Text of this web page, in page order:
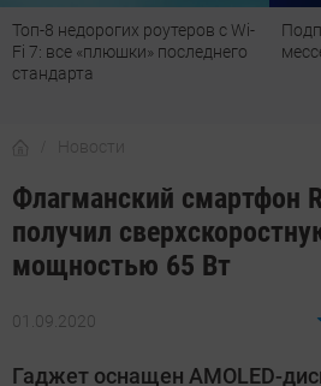
Топ-8 недорогих роутеров с Wi-
Fi 7: все «плюшки» последнего
стандарта
Новости
Флагманский смартфон
получил
мощностью 65 Вт
01.09.2020
Автор:
Гаджет оснащен AMOLED-